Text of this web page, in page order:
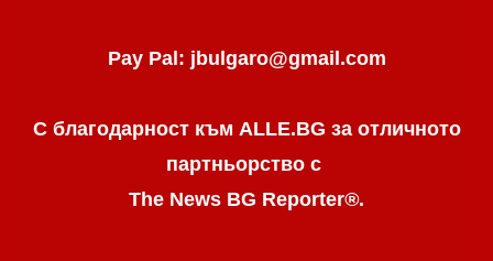
Pay Pal: jbulgaro@gmail.com
С благодарност към ALLE.BG за отличното
партньорство с
The News BG Reporter®.